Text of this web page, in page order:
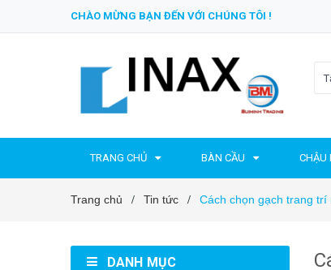
CHÀO MỪNG BẠN ĐẾN VỚI CHÚNG TÔI !
TRANG CHỦ BÀN CẦU CHẬU
Trang chủ / Tin tức / Cách chọn gạch trang trí
DANH MỤC